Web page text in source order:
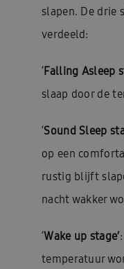
slapen. De drie
verdeeld:
‘Falling Asleep
slaap door de
‘Sound Sleep
op een
rustig blijft
nacht wakker
‘Wake up stage’
temperatuur